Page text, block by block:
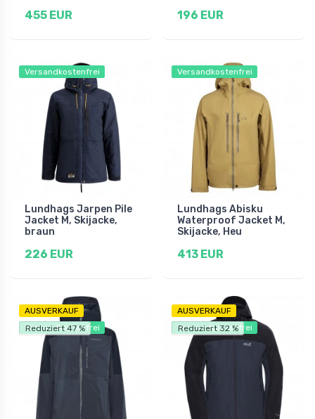
455 EUR 196 EUR
Versandkostenfrei
Lundhags Jarpen Pile
Jacket M, Skijacke,
braun
226 EUR
Versandkostenfrei
Lundhags Abisku
Waterproof Jacket M,
Skijacke, Heu
413 EUR
AUSVERKAUF
Versandkostenfrei
Reduziert 47 %
AUSVERKAUF
Versandkostenfrei
Reduziert 32 %